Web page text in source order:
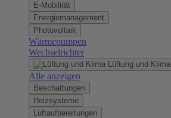
E-Mobilität
Energiemanagement
Photovoltaik
Wärmepumpen
Wechselrichter
Lüftung und Klima
Alle anzeigen
Beschattungen
Heizsysteme
Luftaufbereitungen